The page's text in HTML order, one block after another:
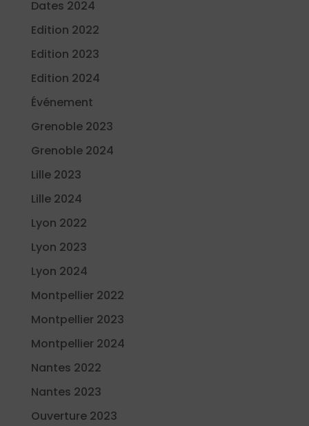
Dates 2024
Edition 2022
Edition 2023
Edition 2024
Événement
Grenoble 2023
Grenoble 2024
Lille 2023
Lille 2024
Lyon 2022
Lyon 2023
Lyon 2024
Montpellier 2022
Montpellier 2023
Montpellier 2024
Nantes 2022
Nantes 2023
Ouverture 2023